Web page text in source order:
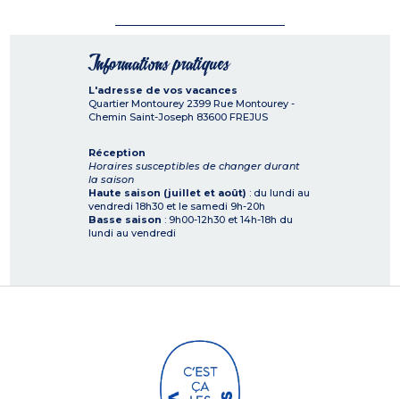
Informations pratiques
L'adresse de vos vacances
Quartier Montourey 2399 Rue Montourey -
Chemin Saint-Joseph 83600 FREJUS
Réception
Horaires susceptibles de changer durant
la saison
Haute saison (juillet et août) : du lundi au
vendredi 18h30 et le samedi 9h-20h
Basse saison : 9h00-12h30 et 14h-18h du
lundi au vendredi